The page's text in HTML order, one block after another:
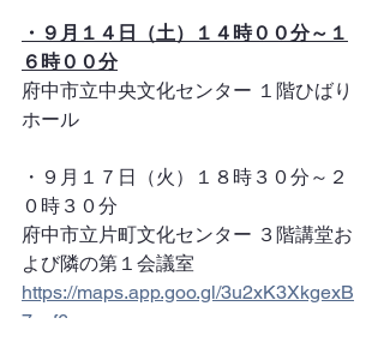
・９月１４日（土）１４時００分～１
６時００分
府中市立中央文化センター １階ひばり
ホール
・９月１７日（火）１８時３０分～２
０時３０分
府中市立片町文化センター ３階講堂お
よび隣の第１会議室
https://maps.app.goo.gl/3u2xK3XkgexB
7esf6